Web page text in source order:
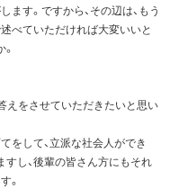
す。ですから、その辺は、もう
べていただければ大変いいと
えをさせていただきたいと思い
をして、立派な社会人ができ
し、後輩の皆さん方にもそれ
。